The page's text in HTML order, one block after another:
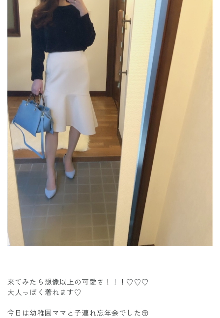
来てみたら想像以上の可愛さ！！！♡♡♡
大人っぽく着れます♡
今日は幼稚園ママと子連れ忘年会でした😚